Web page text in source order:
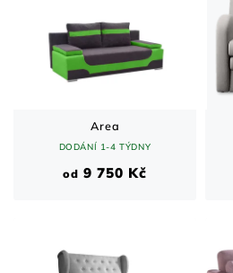
Area
DODÁNÍ 1-4 TÝDNY
od 9 750 Kč